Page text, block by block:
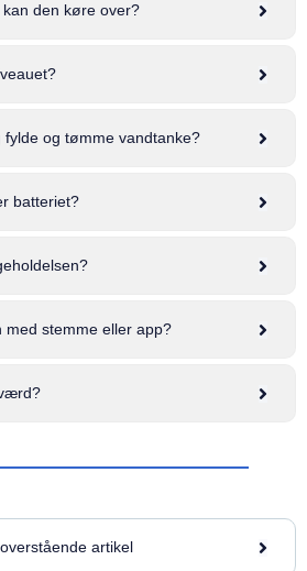
den køre over?
fylde og tømme vandtanke?
batteriet?
med stemme eller app?
artikel